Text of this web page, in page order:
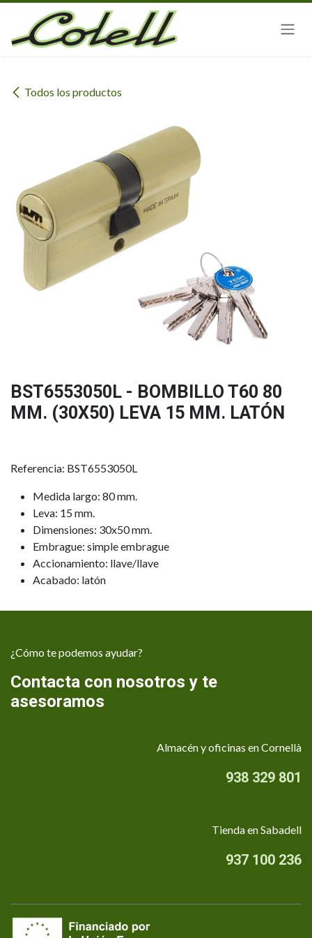
Ir al contenido
Todos los productos
BST6553050L - BOMBILLO T60 80
MM. (30X50) LEVA 15 MM. LATÓN
Referencia: BST6553050L
Medida largo: 80 mm.
Leva: 15 mm.
Dimensiones: 30x50 mm.
Embrague: simple embrague
Accionamiento: llave/llave
Acabado: latón
¿Cómo te podemos ayudar?
Contacta con nosotros y te
asesoramos
Almacén y oficinas en Cornellà
938 329 801
Tienda en Sabadell
937 100 236